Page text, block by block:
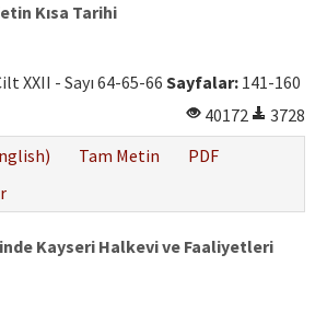
Kısa Tarihi
XXII - Sayı 64-65-66 Sayfalar: 141-160
40172
3728
Tam Metin
PDF
Kayseri Halkevi ve Faaliyetleri